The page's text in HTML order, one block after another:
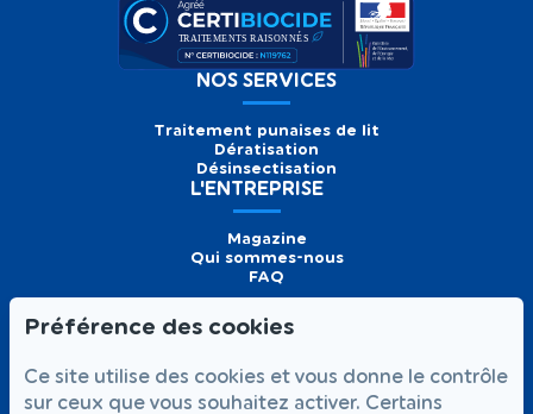
NOS SERVICES
Traitement punaises de lit
Dératisation
Désinsectisation
L'ENTREPRISE
Magazine
Qui sommes-nous
FAQ
01 56 93 60 26
Formulaire de
contact
Prendre
rendez-vous
Préférence des cookies
Ce site utilise des cookies et vous donne le contrôle
sur ceux que vous souhaitez activer. Certains